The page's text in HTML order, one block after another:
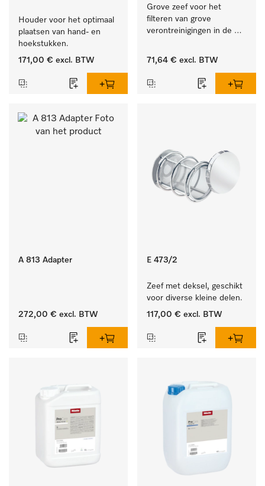
Houder voor het optimaal
plaatsen van hand- en
hoekstukken.
171,00 € excl. BTW
Grove zeef voor het
filteren van grove
verontreinigingen in de
71,64 € excl. BTW
A 813 Adapter
272,00 € excl. BTW
E 473/2
Zeef met deksel, geschikt
voor diverse kleine delen.
117,00 € excl. BTW